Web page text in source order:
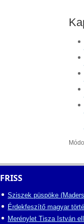
FRISS
Sziszek püspöke
Érdekfeszítő magyar
Merénylet Tisza István